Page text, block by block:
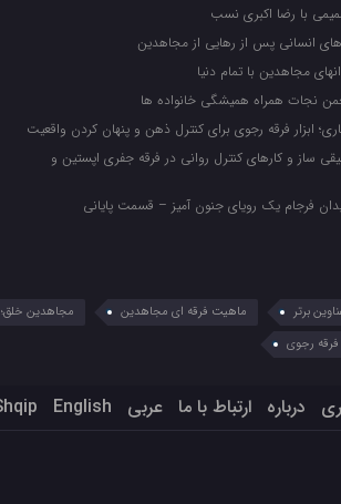
با رضا اکبری نسب
انسانی پس از رهایی از مجاهدین
مجاهدین با تمام دنیا
نجات همراه همیشگی خانواده ها
ابزار فرقه رجوی برای کنترل ذهن و پنهان کردن واقعیت
ساز و کارهای کنترل روانی در فرقه جفری اپستین و
فرجام یک رویای جنون آمیز – قسمت پایانی
برتر ماهیت فرقه ای مجاهدین مجاهدین
فرقه رجوی
درباره ارتباط با ما عربي English